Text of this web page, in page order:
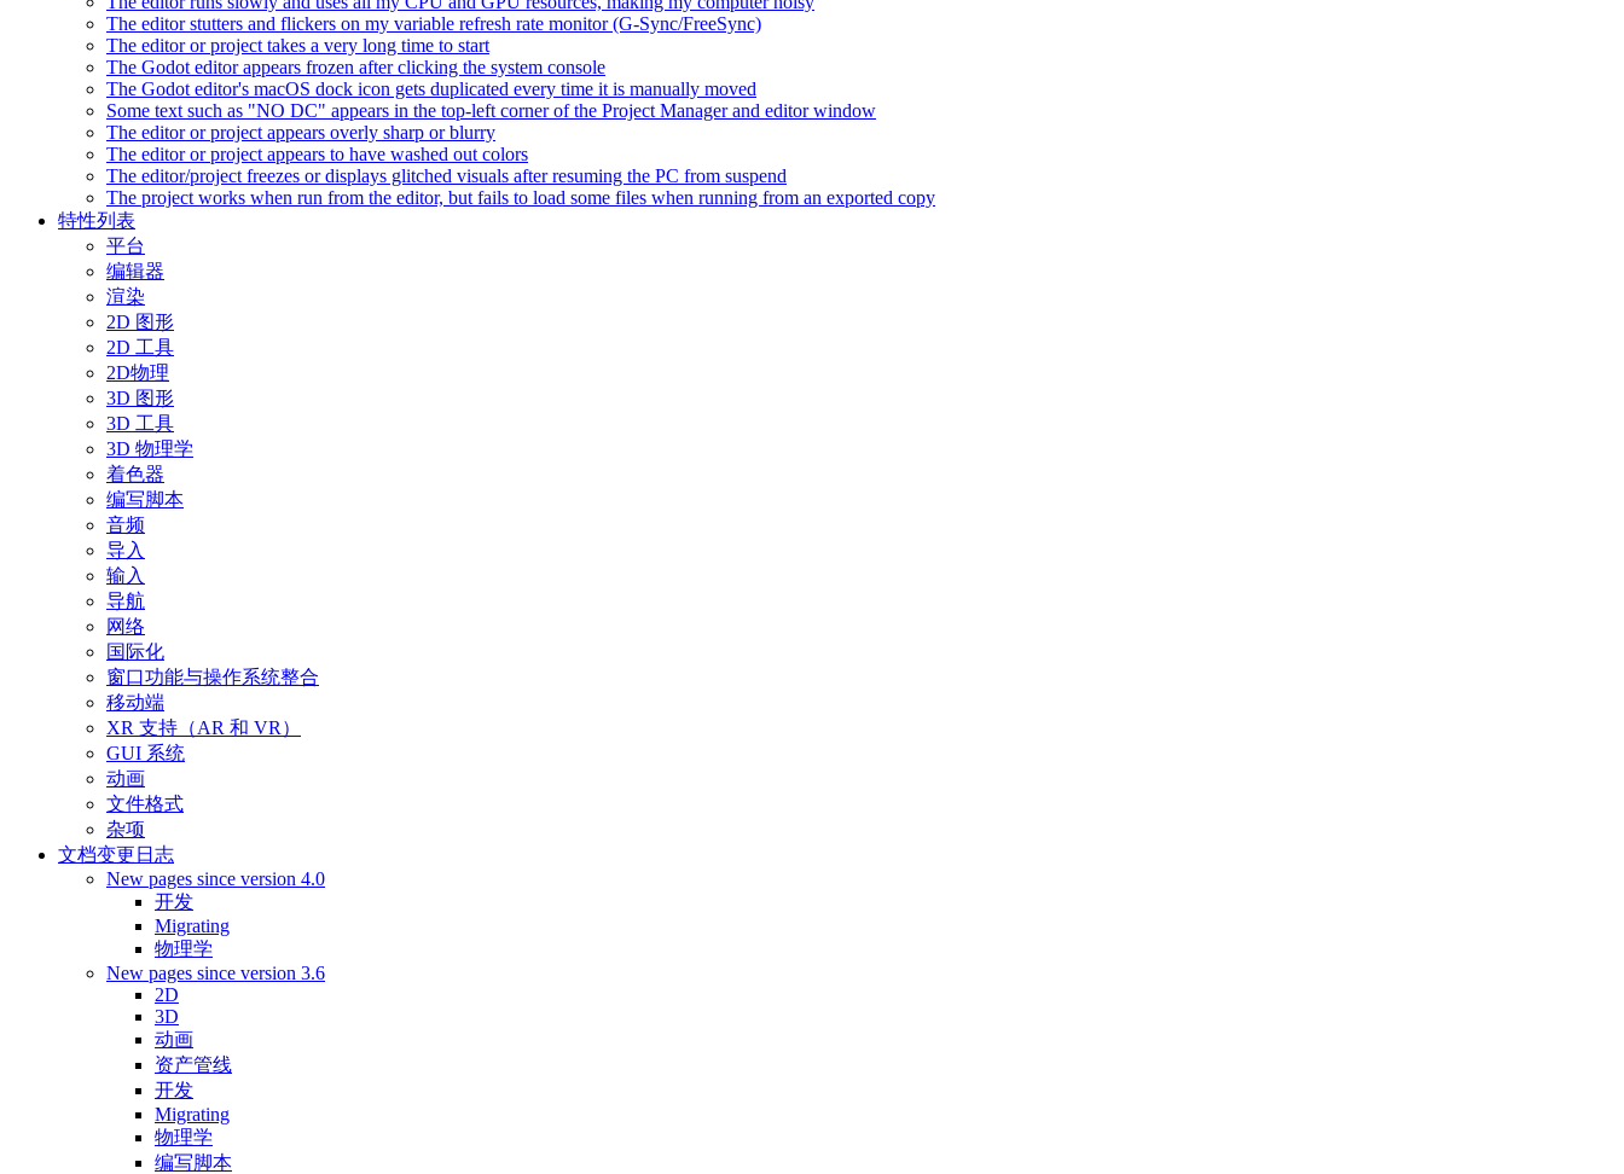
The editor stutters and flickers on my variable refresh rate monitor (G-Sync/FreeSync)
The editor or project takes a very long time to start
The Godot editor appears frozen after clicking the system console
The Godot editor's macOS dock icon gets duplicated every time it is manually moved
Some text such as "NO DC" appears in the top-left corner of the Project Manager and editor window
The editor or project appears overly sharp or blurry
The editor or project appears to have washed out colors
The editor/project freezes or displays glitched visuals after resuming the PC from suspend
The project works when run from the editor, but fails to load some files when running from an exported copy
特性列表
平台
编辑器
渲染
2D 图形
2D 工具
2D物理
3D 图形
3D 工具
3D 物理学
着色器
编写脚本
音频
导入
输入
导航
网络
国际化
窗口功能与操作系统整合
移动端
XR 支持（AR 和 VR）
GUI 系统
动画
文件格式
杂项
文档变更日志
New pages since version 4.0
开发
Migrating
物理学
New pages since version 3.6
2D
3D
动画
资产管线
开发
Migrating
物理学
编写脚本